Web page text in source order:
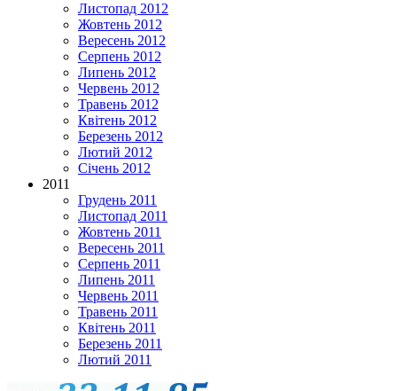
Листопад 2012
Жовтень 2012
Вересень 2012
Серпень 2012
Липень 2012
Червень 2012
Травень 2012
Квітень 2012
Березень 2012
Лютий 2012
Січень 2012
2011
Грудень 2011
Листопад 2011
Жовтень 2011
Вересень 2011
Серпень 2011
Липень 2011
Червень 2011
Травень 2011
Квітень 2011
Березень 2011
Лютий 2011